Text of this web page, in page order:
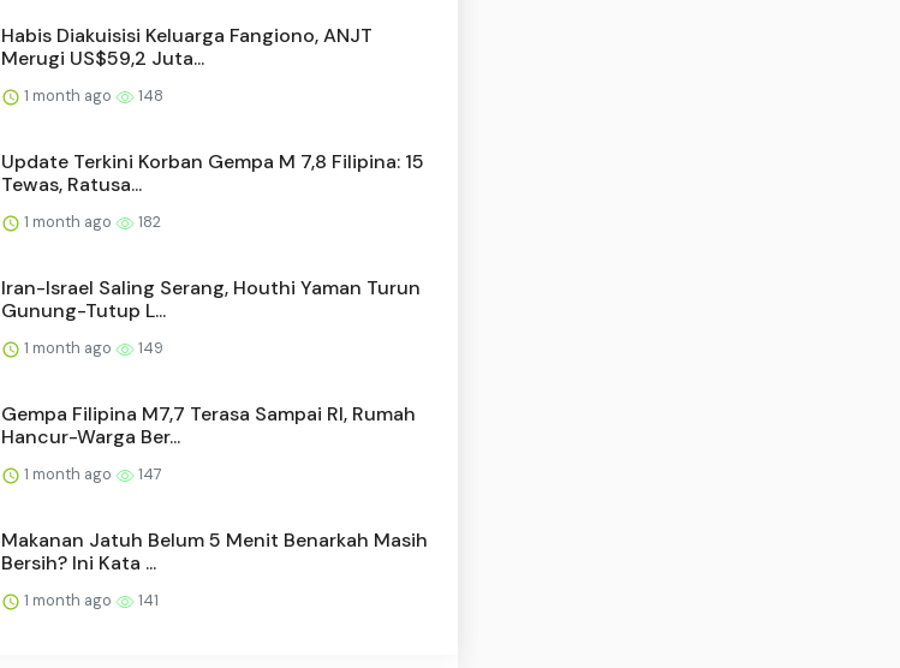
Habis Diakuisisi Keluarga Fangiono, ANJT
Merugi US$59,2 Juta...
1 month ago 148
Update Terkini Korban Gempa M 7,8 Filipina: 15
Tewas, Ratusa...
1 month ago 182
Iran-Israel Saling Serang, Houthi Yaman Turun
Gunung-Tutup L...
1 month ago 149
Gempa Filipina M7,7 Terasa Sampai RI, Rumah
Hancur-Warga Ber...
1 month ago 147
Makanan Jatuh Belum 5 Menit Benarkah Masih
Bersih? Ini Kata ...
1 month ago 141